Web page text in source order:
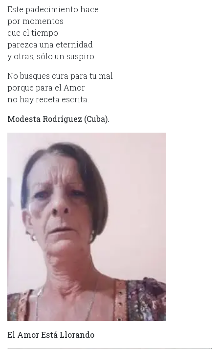
Este padecimiento hace
por momentos
que el tiempo
parezca una eternidad
y otras, sólo un suspiro.
No busques cura para tu mal
porque para el Amor
no hay receta escrita.
Modesta Rodríguez (Cuba).
El Amor Está Llorando